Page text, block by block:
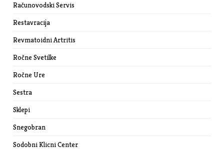
Računovodski Servis
Restavracija
Revmatoidni Artritis
Ročne Svetilke
Ročne Ure
Sestra
Sklepi
Snegobran
Sodobni Klicni Center